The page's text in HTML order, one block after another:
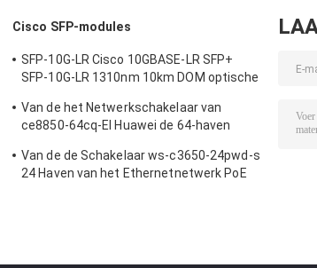
Cisco SFP-modules
SFP-10G-LR Cisco 10GBASE-LR SFP+
SFP-10G-LR 1310nm 10km DOM optische
Van de het Netwerkschakelaar van
ce8850-64cq-EI Huawei de 64-haven
Ventilator
Van de de Schakelaar ws-c3650-24pwd-s
24 Haven van het Ethernetnetwerk PoE